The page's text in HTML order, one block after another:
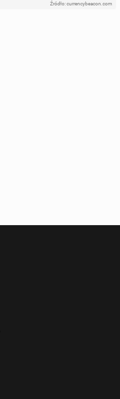
Źródło: currencybeacon.com